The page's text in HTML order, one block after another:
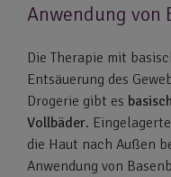
Anwendung von
Die Therapie mit
Entsäuerung des
Drogerie gibt es
Vollbäder.
die Haut nach Außen
Anwendung von